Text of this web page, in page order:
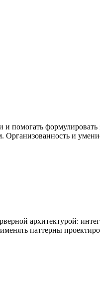
помогать формулировать
Организованность и
архитектурой:
паттерны